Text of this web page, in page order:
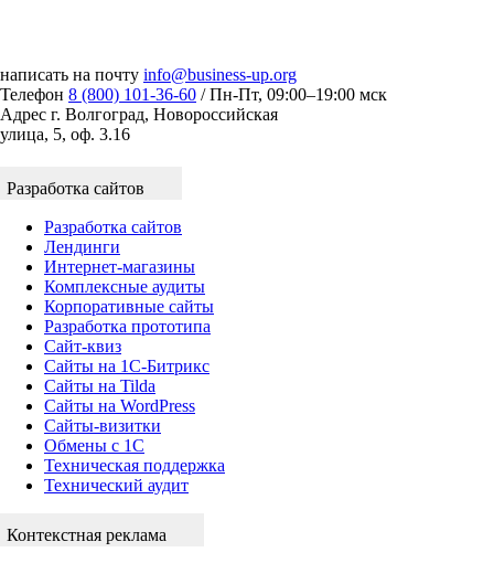
написать на почту info@business-up.org
Телефон 8 (800) 101-36-60 / Пн-Пт, 09:00–19:00 мск
Адрес г. Волгоград, Новороссийская
улица, 5, оф. 3.16
Разработка сайтов
Разработка сайтов
Лендинги
Интернет-магазины
Комплексные аудиты
Корпоративные сайты
Разработка прототипа
Сайт-квиз
Сайты на 1С-Битрикс
Сайты на Tilda
Сайты на WordPress
Сайты-визитки
Обмены с 1С
Техническая поддержка
Технический аудит
Контекстная реклама